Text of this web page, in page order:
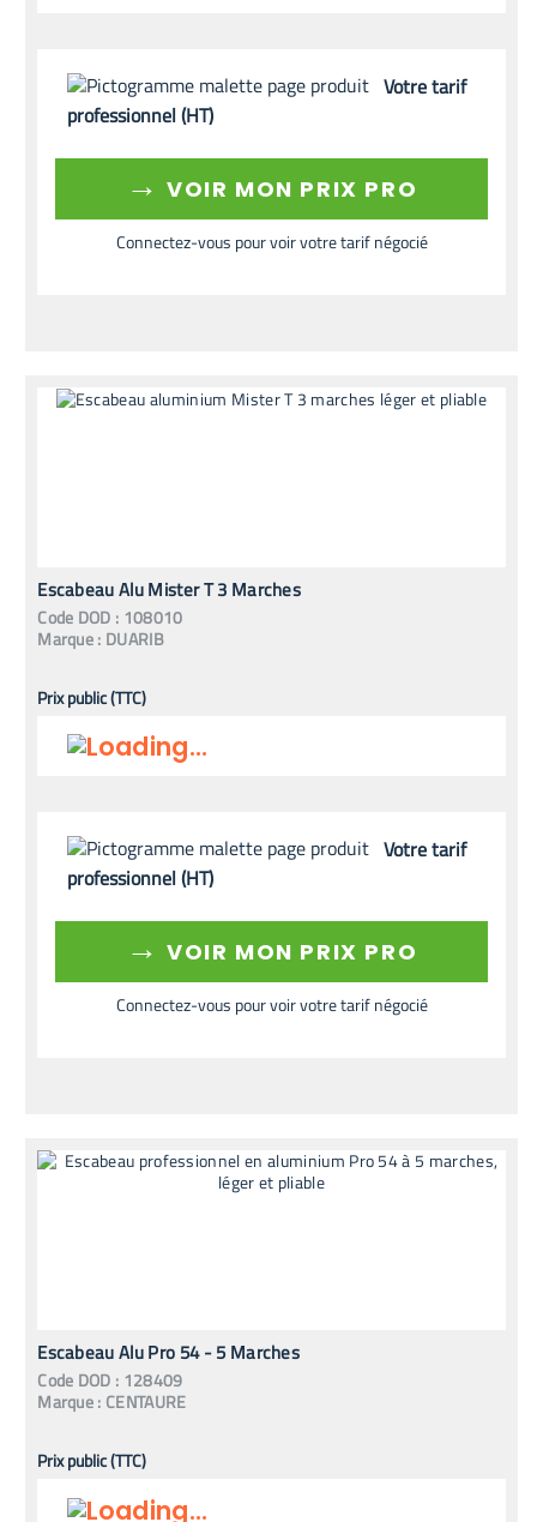
Votre tarif
professionnel (HT)
→ VOIR MON PRIX PRO
Connectez-vous pour voir votre tarif négocié
Escabeau Alu Mister T 3 Marches
Code DOD : 108010
Marque : DUARIB
Prix public (TTC)
Votre tarif
professionnel (HT)
→ VOIR MON PRIX PRO
Connectez-vous pour voir votre tarif négocié
Escabeau Alu Pro 54 - 5 Marches
Code DOD : 128409
Marque : CENTAURE
Prix public (TTC)